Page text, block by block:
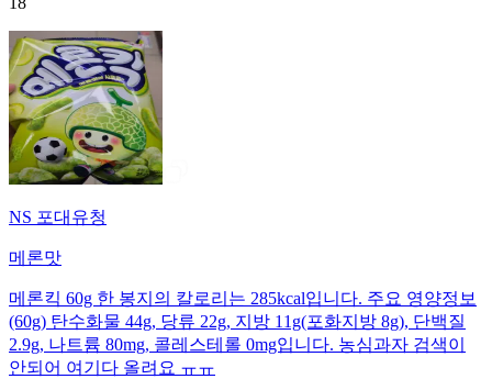
NS 포대유청
메론맛
메론킥 60g 한 봉지의 칼로리는 285kcal입니다. 주요 영양정보
(60g) 탄수화물 44g, 당류 22g, 지방 11g(포화지방 8g), 단백질
2.9g, 나트륨 80mg, 콜레스테롤 0mg입니다. 농심과자 검색이
안되어 여기다 올려요 ㅠㅠ